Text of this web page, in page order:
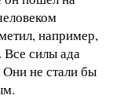
например,
силы ада
не стали бы